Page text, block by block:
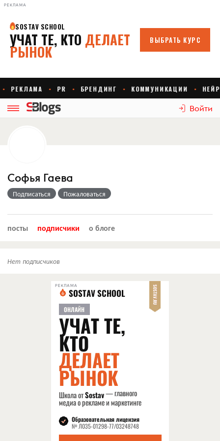
РЕКЛАМА
Войти
Софья Гаева
Подписаться Пожаловаться
посты подписчики о блоге
Нет подписчиков
РЕКЛАМА